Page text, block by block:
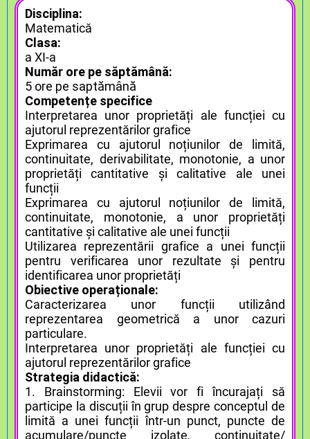
Disciplina:
Matematică
Clasa:
a XI-a
Număr ore pe săptămână:
5 ore pe saptămână
Competențe specifice
Interpretarea unor proprietăți ale funcției cu
ajutorul reprezentărilor grafice
Exprimarea cu ajutorul noțiunilor de limită,
continuitate, derivabilitate, monotonie, a unor
proprietăți cantitative și calitative ale unei
funcții
Exprimarea cu ajutorul noțiunilor de limită,
continuitate, monotonie, a unor proprietăți
cantitative și calitative ale unei funcții
Utilizarea reprezentării grafice a unei funcții
pentru verificarea unor rezultate și pentru
identificarea unor proprietăți
Obiective operaționale:
Caracterizarea unor funcții utilizând
reprezentarea geometrică a unor cazuri
particulare.
Interpretarea unor proprietăți ale funcției cu
ajutorul reprezentărilor grafice
Strategia didactică:
1. Brainstorming: Elevii vor fi încurajați să
participe la discuții în grup despre conceptul de
limită a unei funcții într-un punct, puncte de
acumulare/puncte izolate, continuitate/